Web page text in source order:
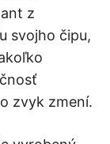
z
svojho čipu,
zvyk zmení.